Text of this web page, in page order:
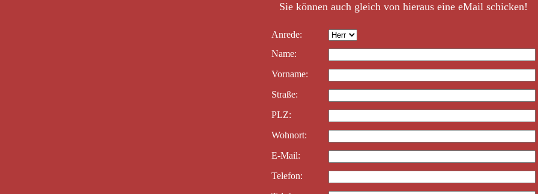
Sie können auch gleich von hieraus eine eMail schicken!
Anrede:
Name:
Vorname:
Straße:
PLZ:
Wohnort:
E-Mail:
Telefon: